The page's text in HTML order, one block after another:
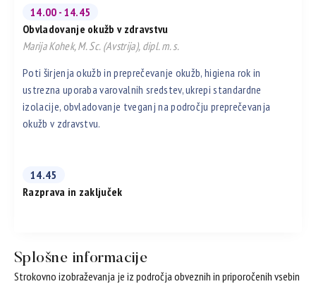
14.00 - 14.45
Obvladovanje okužb v zdravstvu
Marija Kohek, M. Sc. (Avstrija), dipl. m. s.
Poti širjenja okužb in preprečevanje okužb, higiena rok in
ustrezna uporaba varovalnih sredstev, ukrepi standardne
izolacije, obvladovanje tveganj na področju preprečevanja
okužb v zdravstvu.
14.45
Razprava in zaključek
Splošne informacije
Strokovno izobraževanja je iz področja obveznih in priporočenih vsebin